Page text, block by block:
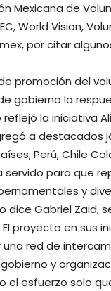
Mexicana de
World Vision,
por citar
promoción del
gobierno la
la iniciativa
a destacados
Perú, Chile
servido para que
y
dice Gabriel Zaid,
proyecto en sus
red de
y
el esfuerzo solo